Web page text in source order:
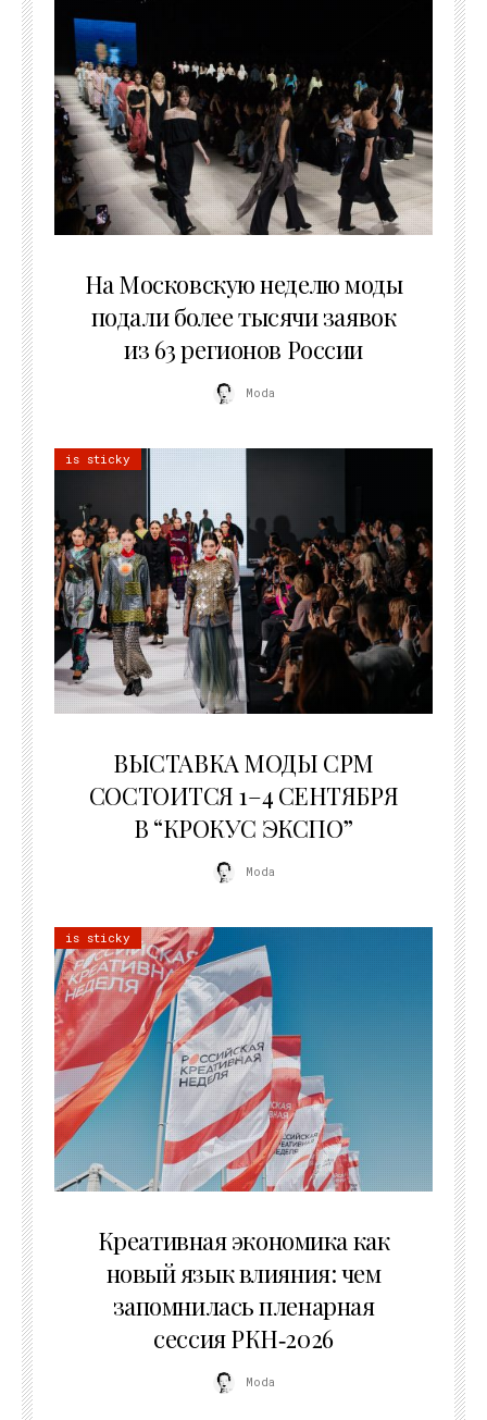
На Московскую неделю моды
подали более тысячи заявок
из 63 регионов России
Moda
is sticky
ВЫСТАВКА МОДЫ CPM
СОСТОИТСЯ 1–4 СЕНТЯБРЯ
В “КРОКУС ЭКСПО”
Moda
is sticky
Креативная экономика как
новый язык влияния: чем
запомнилась пленарная
сессия РКН‑2026
Moda